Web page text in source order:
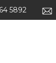
5892